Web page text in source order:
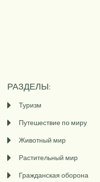
РАЗДЕЛЫ:
Туризм
Путешествие по миру
Животный мир
Растительный мир
Гражданская оборона